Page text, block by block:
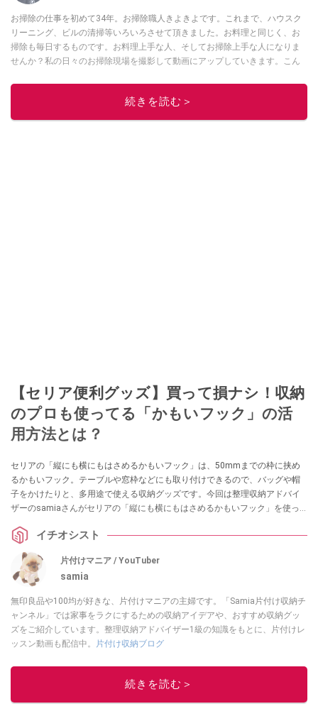
お掃除の仕事を初めて34年。お掃除職人きよきよです。これまで、ハウスク
リーニング、ビルの清掃等いろいろさせて頂きました。お料理と同じく、お
掃除も毎日するものです。お料理上手な人、そしてお掃除上手な人になりま
せんか？私の日々のお掃除現場を撮影して動画にアップしていきます。こん
チラ！
続きを読む＞
【セリア便利グッズ】買って損ナシ！収納
のプロも使ってる「かもいフック」の活
用方法とは？
セリアの「縦にも横にもはさめるかもいフック」は、50mmまでの枠に挟め
るかもいフック。テーブルや窓枠などにも取り付けできるので、バッグや帽
子をかけたりと、多用途で使える収納グッズです。今回は整理収納アドバイ
ザーのsamiaさんがセリアの「縦にも横にもはさめるかもいフック」を使っ
イチオシスト
片付けマニア / YouTuber
samia
無印良品や100均が好きな、片付けマニアの主婦です。「Samia片付け収納チ
ャンネル」では家事をラクにするための収納アイデアや、おすすめ収納グッ
ズをご紹介しています。整理収納アドバイザー1級の知識をもとに、片付けレ
ッスン動画も配信中。
片付け収納ブログ
このイチオシストの他の記事を読む
続きを読む＞